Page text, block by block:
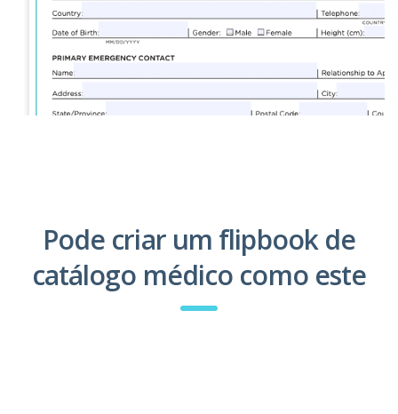
Pode criar um flipbook de
catálogo médico como este